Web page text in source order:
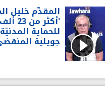
المقدّم خليل
'أكثر
للحماية
جويلية